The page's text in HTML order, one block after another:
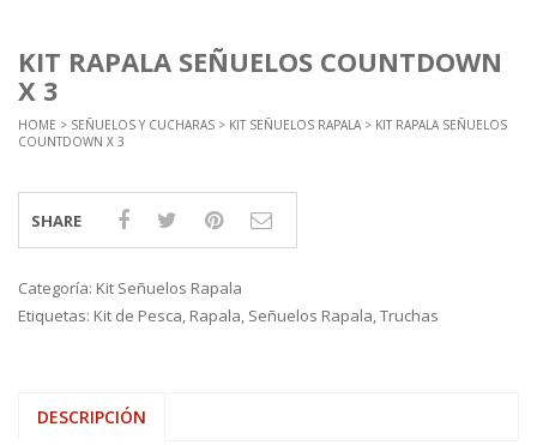
KIT RAPALA SEÑUELOS COUNTDOWN
X 3
HOME > SEÑUELOS Y CUCHARAS > KIT SEÑUELOS RAPALA > KIT RAPALA SEÑUELOS
COUNTDOWN X 3
SHARE
Categoría: Kit Señuelos Rapala
Etiquetas: Kit de Pesca, Rapala, Señuelos Rapala,Truchas
DESCRIPCIÓN